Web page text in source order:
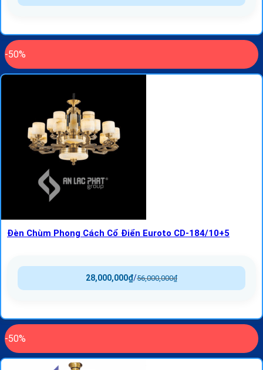
-50%
Đèn Chùm Phong Cách Cổ Điển Euroto CD-184/10+5
56,000,000₫
/
28,000,000₫
-50%